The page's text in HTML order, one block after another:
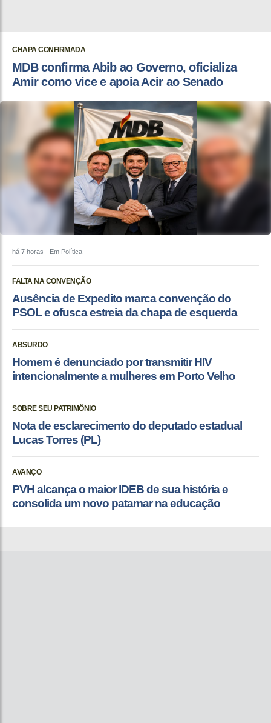
CHAPA CONFIRMADA
MDB confirma Abib ao Governo, oficializa
Amir como vice e apoia Acir ao Senado
há 7 horas - Em Política
FALTA NA CONVENÇÃO
Ausência de Expedito marca convenção do
PSOL e ofusca estreia da chapa de esquerda
ABSURDO
Homem é denunciado por transmitir HIV
intencionalmente a mulheres em Porto Velho
SOBRE SEU PATRIMÔNIO
Nota de esclarecimento do deputado estadual
Lucas Torres (PL)
AVANÇO
PVH alcança o maior IDEB de sua história e
consolida um novo patamar na educação